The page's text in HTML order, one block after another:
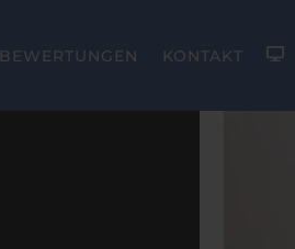
BEWERTUNGEN KONTAKT